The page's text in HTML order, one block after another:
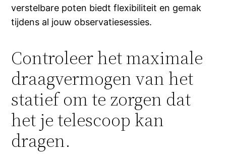
verstelbare poten biedt flexibiliteit en gemak
tijdens al jouw observatiesessies.
Controleer het maximale
draagvermogen van het
statief om te zorgen dat
het je telescoop kan
dragen.